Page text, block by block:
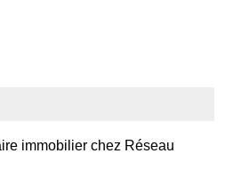
immobilier chez Réseau